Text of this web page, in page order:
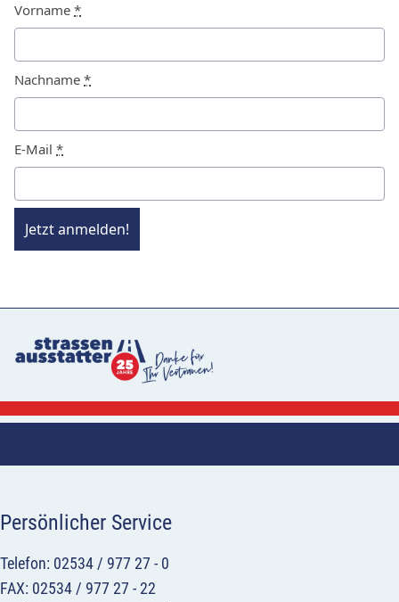
Vorname *
Nachname *
E-Mail *
Jetzt anmelden!
Persönlicher Service
Telefon: 02534 / 977 27 - 0
FAX: 02534 / 977 27 - 22